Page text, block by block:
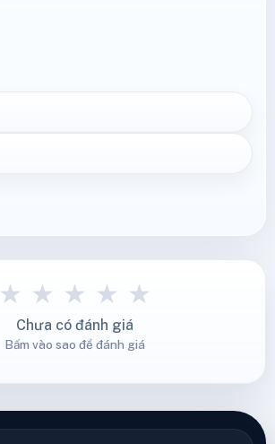
★ ★ ★ ★ ★
Chưa có đánh giá
Bấm vào sao để đánh giá